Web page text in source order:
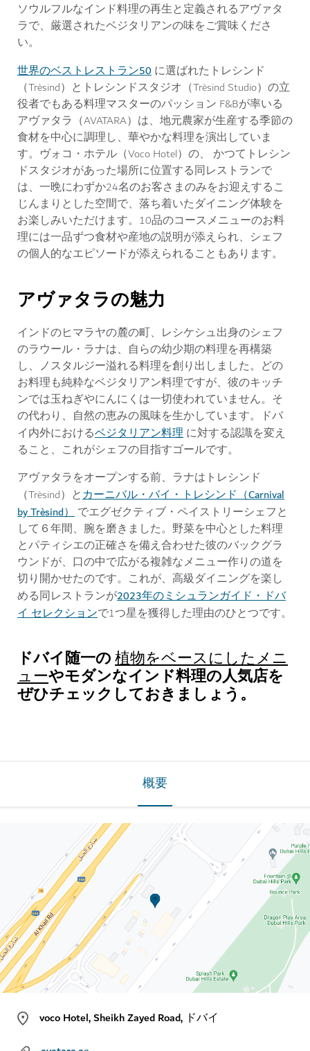
ソウルフルなインド料理の再生と定義されるアヴァタ
ラで、厳選されたベジタリアンの味をご賞味くださ
い。
世界のベストレストラン50 に選ばれたトレシンド
（Trèsind）とトレシンドスタジオ（Trèsind Studio）の立
役者でもある料理マスターのパッション F&Bが率いる
アヴァタラ（AVATARA）は、地元農家が生産する季節の
食材を中心に調理し、華やかな料理を演出していま
す。ヴォコ・ホテル（Voco Hotel）の、 かつてトレシン
ドスタジオがあった場所に位置する同レストランで
は、一晩にわずか24名のお客さまのみをお迎えするこ
じんまりとした空間で、落ち着いたダイニング体験を
お楽しみいただけます。10品のコースメニューのお料
理には一品ずつ食材や産地の説明が添えられ、シェフ
の個人的なエピソードが添えられることもあります。
アヴァタラの魅力
インドのヒマラヤの麓の町、レシケシュ出身のシェフ
のラウール・ラナは、自らの幼少期の料理を再構築
し、ノスタルジー溢れる料理を創り出しました。どの
お料理も純粋なベジタリアン料理ですが、彼のキッチ
ンでは玉ねぎやにんにくは一切使われていません。そ
の代わり、自然の恵みの風味を生かしています。ドバ
イ内外におけるベジタリアン料理 に対する認識を変え
ること、これがシェフの目指すゴールです。
アヴァタラをオープンする前、ラナはトレシンド
（Trèsind）とカーニバル・バイ・トレシンド（Carnival
by Trèsind） でエグゼクティブ・ペイストリーシェフと
して６年間、腕を磨きました。野菜を中心とした料理
とパティシエの正確さを備え合わせた彼のバックグラ
ウンドが、口の中で広がる複雑なメニュー作りの道を
切り開かせたのです。これが、高級ダイニングを楽し
める同レストランが2023年のミシュランガイド・ドバ
イ セレクションで1つ星を獲得した理由のひとつです。
ドバイ随一の植物をベースにしたメニ
ューやモダンなインド料理の人気店を
ぜひチェックしておきましょう。
概要
voco Hotel, Sheikh Zayed Road, ドバイ